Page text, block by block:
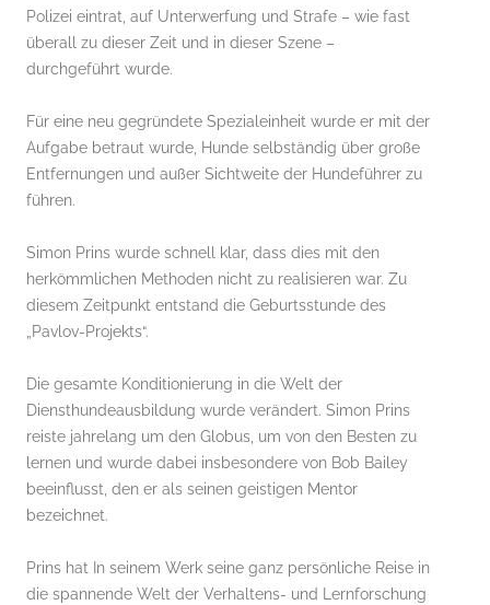
Polizei eintrat, auf Unterwerfung und Strafe – wie fast
überall zu dieser Zeit und in dieser Szene –
durchgeführt wurde.
Für eine neu gegründete Spezialeinheit wurde er mit der
Aufgabe betraut wurde, Hunde selbständig über große
Entfernungen und außer Sichtweite der Hundeführer zu
führen.
Simon Prins wurde schnell klar, dass dies mit den
herkömmlichen Methoden nicht zu realisieren war. Zu
diesem Zeitpunkt entstand die Geburtsstunde des
„Pavlov-Projekts“.
Die gesamte Konditionierung in die Welt der
Diensthundeausbildung wurde verändert. Simon Prins
reiste jahrelang um den Globus, um von den Besten zu
lernen und wurde dabei insbesondere von Bob Bailey
beeinflusst, den er als seinen geistigen Mentor
bezeichnet.
Prins hat In seinem Werk seine ganz persönliche Reise in
die spannende Welt der Verhaltens- und Lernforschung